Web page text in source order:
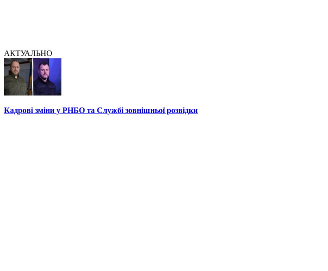
АКТУАЛЬНО
Кадрові зміни у РНБО та Службі зовнішньої розвідки